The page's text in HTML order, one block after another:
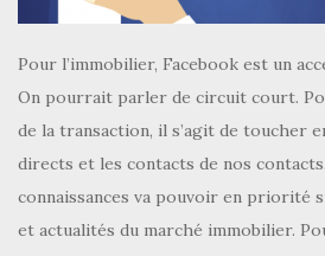
Pour l’immobilier, Facebook est un
On pourrait parler de circuit court.
de la transaction, il s’agit de toucher
directs et les contacts de nos
connaissances va pouvoir en priorité
et actualités du marché immobilier.